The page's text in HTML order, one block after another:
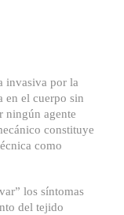
invasiva por la
en el cuerpo sin
ningún agente
constituye
como
los síntomas
del tejido